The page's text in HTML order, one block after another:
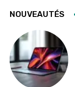
NOUVEAUTÉS